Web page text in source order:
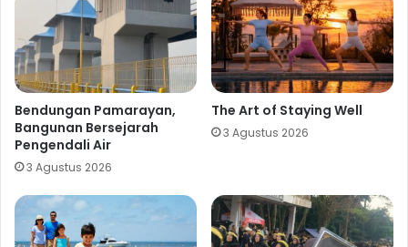
Bendungan Pamarayan,
Bangunan Bersejarah
Pengendali Air
3 Agustus 2026
The Art of Staying Well
3 Agustus 2026